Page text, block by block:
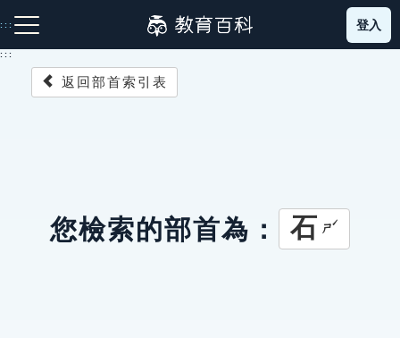
到
主
::: 登入
:::
返回部首索引表
您檢索的部首為： 石 ㄕˊ